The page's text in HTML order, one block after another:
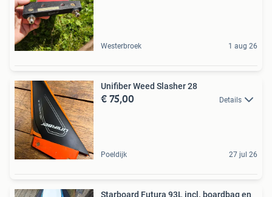
Westerbroek 1 aug 26
Unifiber Weed Slasher 28
€ 75,00 Details
Poeldijk 27 jul 26
Starboard Futura 93L incl. boardbag en